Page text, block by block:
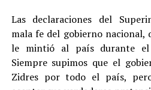
Las declaraciones del
mala fe del gobierno nacional,
le mintió al país durante el
Siempre supimos que el
Zidres por todo el país,